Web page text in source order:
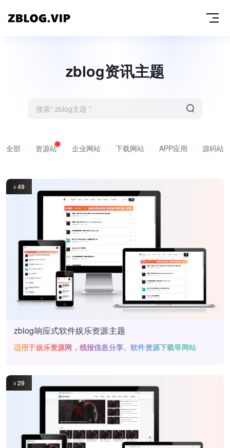
zblog资讯主题
全部 资源站 企业网站 下载网站 APP应用 源码站
¥49
zblog响应式软件娱乐资源主题
适用于娱乐资源网，线报信息分享、软件资源下载等网站
¥29